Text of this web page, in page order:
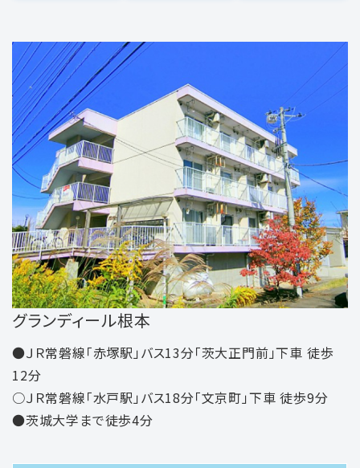
グランディール根本
●ＪＲ常磐線「赤塚駅」バス13分「茨大正門前」下車 徒歩
12分
○ＪＲ常磐線「水戸駅」バス18分「文京町」下車 徒歩9分
●茨城大学まで徒歩4分